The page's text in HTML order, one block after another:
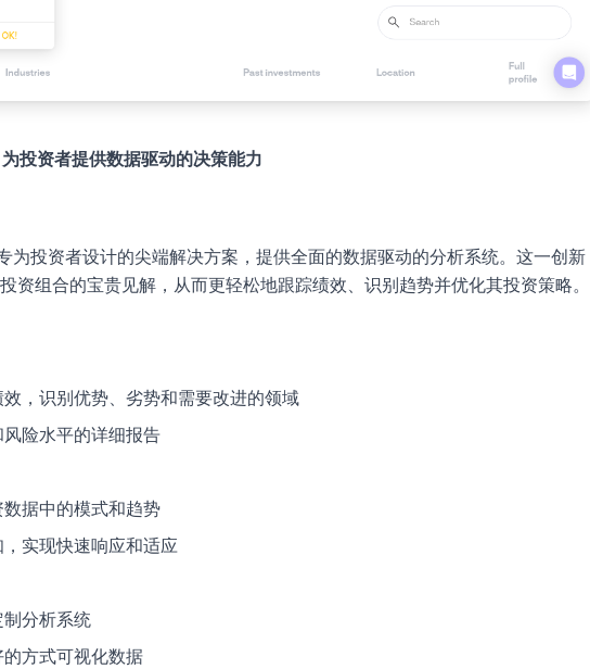
投资者提供数据驱动的决策能力
投资者设计的尖端解决方案，提供全面的数据驱动的分析系统。这一创新
资组合的宝贵见解，从而更轻松地跟踪绩效、识别趋势并优化其投资策略。
，识别优势、劣势和需要改进的领域
险水平的详细报告
据中的模式和趋势
实现快速响应和适应
分析系统
方式可视化数据